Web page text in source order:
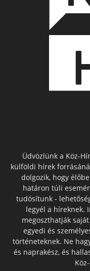
Üdvözlünk a Köz-
külföldi hírek
dolgozik, hogy
határon túli
tudósítunk -
legyél a híreknek.
megoszthatják
egyedi és
történeteknek. Ne
és naprakész, és